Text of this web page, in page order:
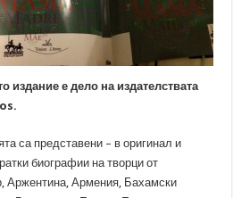
издание е дело на издателствата
са представени – в оригинал и
биографии на творци от
Аржентина, Армения, Бахамски